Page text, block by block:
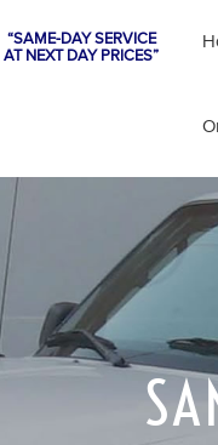
“SAME-DAY SERVICE
AT NEXT DAY PRICES”